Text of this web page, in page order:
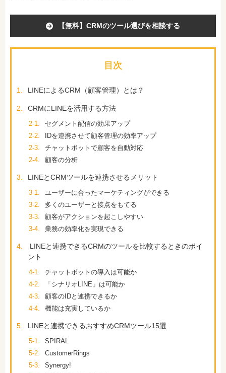
【無料】CRMのツール選びを相談する
目次
1. LINEによるCRM（顧客管理）とは？
2. CRMにLINEを活用する方法
2-1.
セグメント配信の効果アップ
2-2.
IDを連携させて顧客管理の効率アップ
2-3.
チャットボットで顧客を自動対応
2-4.
顧客の分析
3. LINEとCRMツールを連携させるメリット
3-1.
ユーザーに合ったマーケティングができる
3-2.
多くのユーザーと接点をもてる
3-3.
顧客がアクションを起こしやすい
3-4.
業務の効率化を実現できる
4.
LINEと連携できるCRMのツールを比較するときのポイ
ント
4-1.
チャットボットの導入は可能か
4-2.
「シナリオLINE」は可能か
4-3.
顧客のIDと連携できるか
4-4.
機能は充実しているか
5. LINEと連携できるおすすめCRMツール15選
5-1.
SPIRAL
5-2.
CustomerRings
5-3.
Synergy!